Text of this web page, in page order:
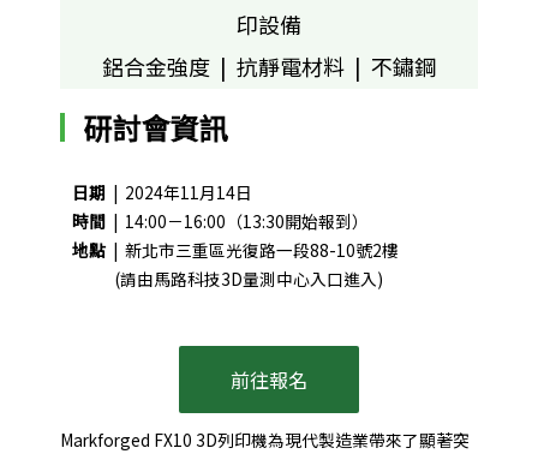
印設備
鋁合金強度 | 抗靜電材料 | 不鏽鋼
研討會資訊
日期 | 2024年11月14日
時間 | 14:00－16:00（13:30開始報到）
地點 | 新北市三重區光復路一段88-10號2樓
(請由馬路科技3D量測中心入口進入)
前往報名
Markforged FX10 3D列印機為現代製造業帶來了顯著突